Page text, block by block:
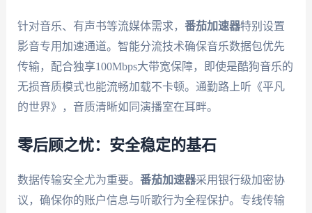
针对音乐、有声书等流媒体需求， 番茄加速器特别设置
影音专用加速通道。智能分流技术确保音乐数据包优先
传输，配合独享100Mbps大带宽保障，即使是酷狗音乐的
无损音质模式也能流畅加载不卡顿。通勤路上听《平凡
的世界》，音质清晰如同演播室在耳畔。
零后顾之忧：安全稳定的基石
数据传输安全尤为重要。 番茄加速器采用银行级加密协
议，确保你的账户信息与听歌行为全程保护。专线传输